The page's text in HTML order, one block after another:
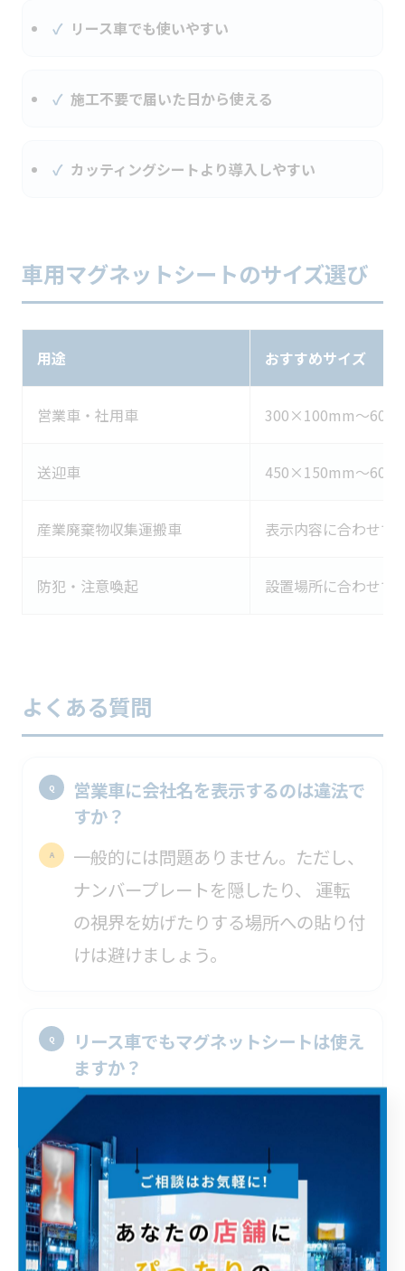
リース車でも使いやすい
施工不要で届いた日から使える
カッティングシートより導入しやすい
車用マグネットシートのサイズ選び
用途 おすすめサイズ
営業車・社用車 300×100mm〜
送迎車 450×150mm〜
産業廃棄物収集運搬車 表示内容に合わせて
防犯・注意喚起 設置場所に合わせて
よくある質問
営業車に会社名を表示するのは違法で
すか？
一般的には問題ありません。ただし、
ナンバープレートを隠したり、 運転
の視界を妨げたりする場所への貼り付
けは避けましょう。
リース車でもマグネットシートは使え
ますか？
マグネットシートは取り外しができる
ため、リース車との相性が良い表示方
法です。 ただし、契約内容によって異
なる場合がありますので、詳細はリー
ス会社へご確認ください。